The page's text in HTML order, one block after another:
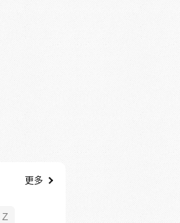
更多
Z